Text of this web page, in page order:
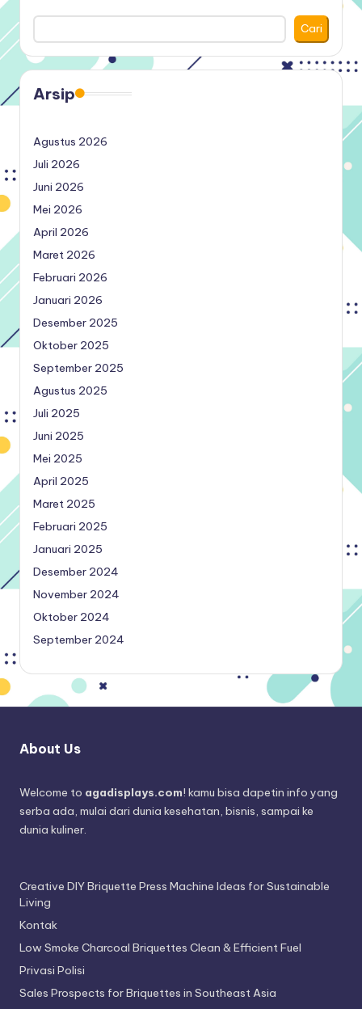
Cari
Arsip
Agustus 2026
Juli 2026
Juni 2026
Mei 2026
April 2026
Maret 2026
Februari 2026
Januari 2026
Desember 2025
Oktober 2025
September 2025
Agustus 2025
Juli 2025
Juni 2025
Mei 2025
April 2025
Maret 2025
Februari 2025
Januari 2025
Desember 2024
November 2024
Oktober 2024
September 2024
About Us
Welcome to agadisplays.com! kamu bisa dapetin info yang
serba ada, mulai dari dunia kesehatan, bisnis, sampai ke
dunia kuliner.
Creative DIY Briquette Press Machine Ideas for Sustainable
Living
Kontak
Low Smoke Charcoal Briquettes Clean & Efficient Fuel
Privasi Polisi
Sales Prospects for Briquettes in Southeast Asia